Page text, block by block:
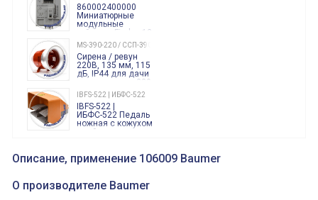
860002400000
Миниатюрные
модульные
таймеры Finder, 12-
240 Вольт AC/DC
Finder
86.00.0.240.0000
MS-390-220 / ССП-390 220В
Сирена / ревун
220В, 135 мм, 115
дБ, IP44 для дачи
производства 220
Вольт звук ситены
"пожарная
тревога"
IBFS-522 | ИБФС-522
IBFS-522 |
ИБФС-522 Педаль
ножная с кожухом
двойная,
15Ампер 250В
XVR13M05L
Маячок
оранжевый
230VAC 130мм
Описание, применение 106009 Baumer
О производителе Baumer